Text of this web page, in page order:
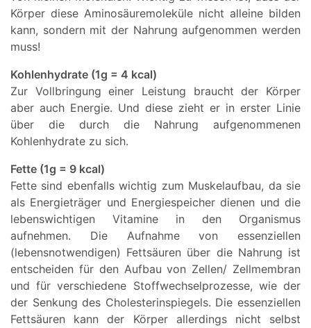
Körper diese Aminosäuremoleküle nicht alleine bilden
kann, sondern mit der Nahrung aufgenommen werden
muss!
Kohlenhydrate (1g = 4 kcal)
Zur Vollbringung einer Leistung braucht der Körper
aber auch Energie. Und diese zieht er in erster Linie
über die durch die Nahrung aufgenommenen
Kohlenhydrate zu sich.
Fette (1g = 9 kcal)
Fette sind ebenfalls wichtig zum Muskelaufbau, da sie
als Energieträger und Energiespeicher dienen und die
lebenswichtigen Vitamine in den Organismus
aufnehmen. Die Aufnahme von essenziellen
(lebensnotwendigen) Fettsäuren über die Nahrung ist
entscheiden für den Aufbau von Zellen/ Zellmembran
und für verschiedene Stoffwechselprozesse, wie der
der Senkung des Cholesterinspiegels. Die essenziellen
Fettsäuren kann der Körper allerdings nicht selbst